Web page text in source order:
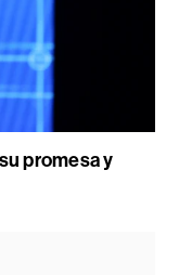
promesa y